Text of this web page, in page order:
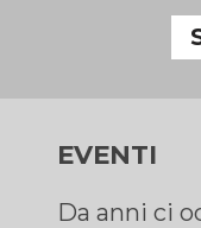
EVENTI
Da anni ci